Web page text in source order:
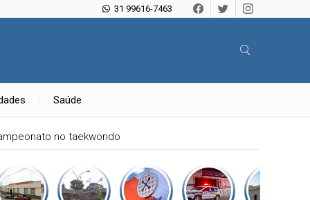
31 99616-7463
Saúde
no taekwondo